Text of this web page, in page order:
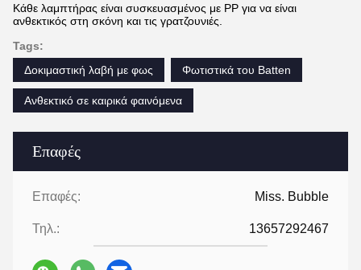
Επαφές
Επαφές: Miss. Bubble
Τηλ.: 13657292467
Κάθε λαμπτήρας είναι συσκευασμένος με PP για να είναι
ανθεκτικός στη σκόνη και τις γρατζουνιές.
Tags:
Δοκιμαστική λαβή με φως
Φωτιστικά του Batten
Ανθεκτικό σε καιρικά φαινόμενα